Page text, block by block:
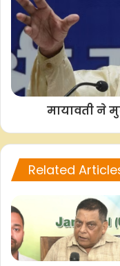
b
o
k
A
p
p
मायावती ने
Related